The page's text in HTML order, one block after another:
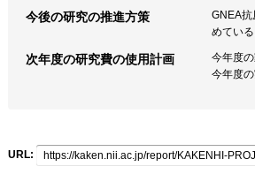
今後の研究の推進方策
GNEA抗
めている
次年度の研究費の使用計画
今年度
今年度
URL: